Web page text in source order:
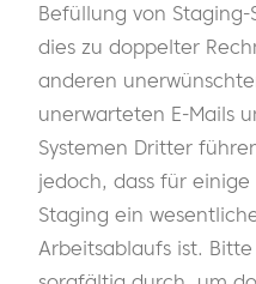
Befüllung von
dies zu doppelter
anderen
unerwarteten E-Mails
Systemen Dritter
jedoch, dass für
Staging ein
Arbeitsablaufs ist.